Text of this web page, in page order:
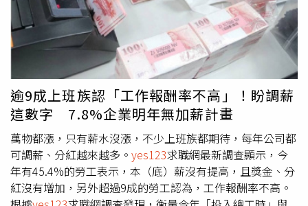
族會轉職的主要原因，78.3%因為薪水，63.7%因為人際，
43%因為組織安全安定；和往年調查相比，主管領導風格、
同事間相處在內的人際價值上升6.6個百分點，顯示上班族
越來越在乎工作中的人際互動相處。如何抓住員工的心、不
讓他們輕易跳槽，報告提到，導師型、友愛型的主管在各項
能力都受到肯定。上班族眼中「理想主管」的特質，78.1%
上班族期待主管有責任感不推託工作，76.2%期待主管做正
確的決策指示，75.7%期待主管關鍵時刻跳出來保護部屬，
74.8%善於溝通組織團隊，55.8%專業知識完備經驗豐富，
為理想上司必備的五大特質。
逾9成上班族認「工作報酬率不高」！盼調薪
這數字 7.8%企業明年無加薪計畫
萬物都漲，只有薪水沒漲，不少上班族都期待，每年公司都
可調薪、分紅越來越多。 yes123求職網最新調查顯示，今
年有45.4%的勞工表示，本（底）薪沒有提高，且獎金、分
紅沒有增加，另外超過9成的勞工認為，工作報酬率不高。